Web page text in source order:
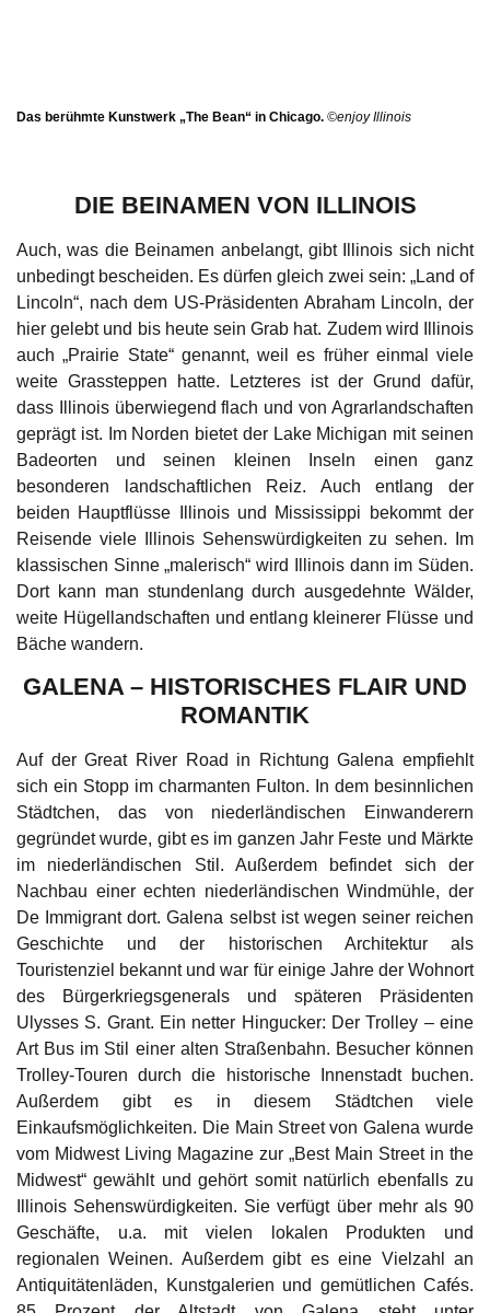
Das berühmte Kunstwerk „The Bean“ in Chicago. ©enjoy Illinois
DIE BEINAMEN VON ILLINOIS
Auch, was die Beinamen anbelangt, gibt Illinois sich nicht
unbedingt bescheiden. Es dürfen gleich zwei sein: „Land of
Lincoln“, nach dem US-Präsidenten Abraham Lincoln, der
hier gelebt und bis heute sein Grab hat. Zudem wird Illinois
auch „Prairie State“ genannt, weil es früher einmal viele
weite Grassteppen hatte. Letzteres ist der Grund dafür,
dass Illinois überwiegend flach und von Agrarlandschaften
geprägt ist. Im Norden bietet der Lake Michigan mit seinen
Badeorten und seinen kleinen Inseln einen ganz
besonderen landschaftlichen Reiz. Auch entlang der
beiden Hauptflüsse Illinois und Mississippi bekommt der
Reisende viele Illinois Sehenswürdigkeiten zu sehen. Im
klassischen Sinne „malerisch“ wird Illinois dann im Süden.
Dort kann man stundenlang durch ausgedehnte Wälder,
weite Hügellandschaften und entlang kleinerer Flüsse und
Bäche wandern.
GALENA – HISTORISCHES FLAIR UND
ROMANTIK
Auf der Great River Road in Richtung Galena empfiehlt
sich ein Stopp im charmanten Fulton. In dem besinnlichen
Städtchen, das von niederländischen Einwanderern
gegründet wurde, gibt es im ganzen Jahr Feste und Märkte
im niederländischen Stil. Außerdem befindet sich der
Nachbau einer echten niederländischen Windmühle, der
De Immigrant dort. Galena selbst ist wegen seiner reichen
Geschichte und der historischen Architektur als
Touristenziel bekannt und war für einige Jahre der Wohnort
des Bürgerkriegsgenerals und späteren Präsidenten
Ulysses S. Grant. Ein netter Hingucker: Der Trolley – eine
Art Bus im Stil einer alten Straßenbahn. Besucher können
Trolley-Touren durch die historische Innenstadt buchen.
Außerdem gibt es in diesem Städtchen viele
Einkaufsmöglichkeiten. Die Main Street von Galena wurde
vom Midwest Living Magazine zur „Best Main Street in the
Midwest“ gewählt und gehört somit natürlich ebenfalls zu
Illinois Sehenswürdigkeiten. Sie verfügt über mehr als 90
Geschäfte, u.a. mit vielen lokalen Produkten und
regionalen Weinen. Außerdem gibt es eine Vielzahl an
Antiquitätenläden, Kunstgalerien und gemütlichen Cafés.